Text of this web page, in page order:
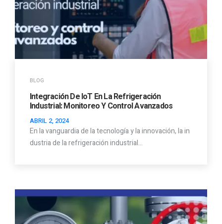
BLOG
Integración De IoT En La Refrigeración
Industrial: Monitoreo Y Control Avanzados
ABRIL 2, 2024
En la vanguardia de la tecnología y la innovación, la in
dustria de la refrigeración industrial…